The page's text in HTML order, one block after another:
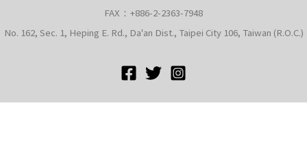
FAX：+886-2-2363-7948
No. 162, Sec. 1, Heping E. Rd., Da'an Dist., Taipei City 106, Taiwan (R.O.C.)